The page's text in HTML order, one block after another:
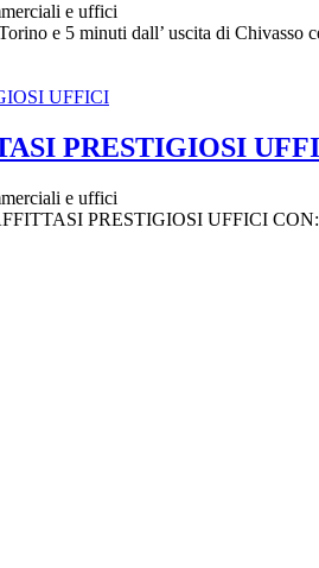
e uffici
e 5 minuti dall’ uscita di Chivasso
PRESTIGIOSI
e uffici
PRESTIGIOSI UFFICI